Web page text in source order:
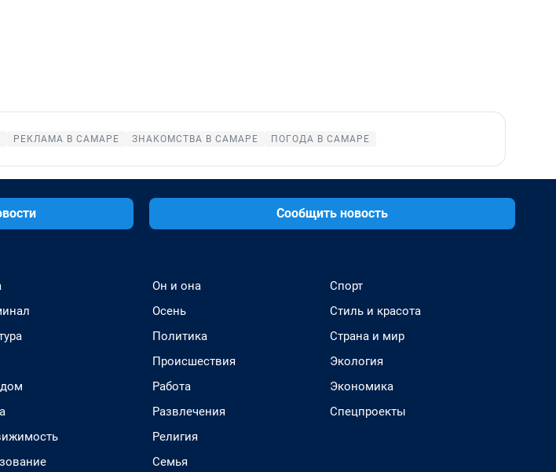
РЕКЛАМА В САМАРЕ ЗНАКОМСТВА В САМАРЕ ПОГОДА В САМАРЕ
Сообщить новость
Он и она
Осень
Политика
Происшествия
Работа
Развлечения
Религия
Семья
Спорт
Стиль и красота
Страна и мир
Экология
Экономика
Спецпроекты